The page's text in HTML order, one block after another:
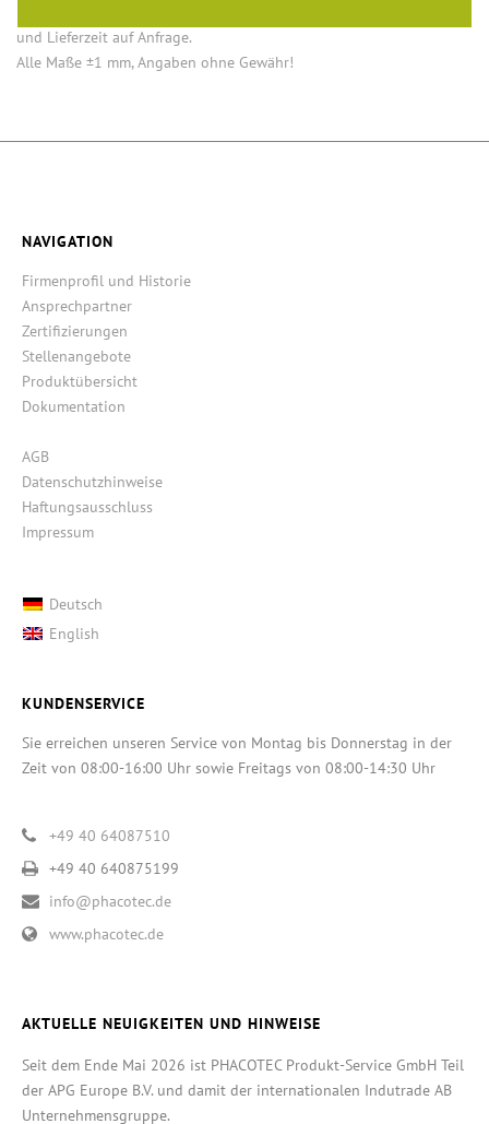
und Lieferzeit auf Anfrage.
Alle Maße ±1 mm, Angaben ohne Gewähr!
NAVIGATION
Firmenprofil und Historie
Ansprechpartner
Zertifizierungen
Stellenangebote
Produktübersicht
Dokumentation
AGB
Datenschutzhinweise
Haftungsausschluss
Impressum
Deutsch
English
KUNDENSERVICE
Sie erreichen unseren Service von Montag bis Donnerstag in der
Zeit von 08:00-16:00 Uhr sowie Freitags von 08:00-14:30 Uhr
+49 40 64087510
+49 40 640875199
info@phacotec.de
www.phacotec.de
AKTUELLE NEUIGKEITEN UND HINWEISE
Seit dem Ende Mai 2026 ist PHACOTEC Produkt-Service GmbH Teil
der APG Europe B.V. und damit der internationalen Indutrade AB
Unternehmensgruppe.